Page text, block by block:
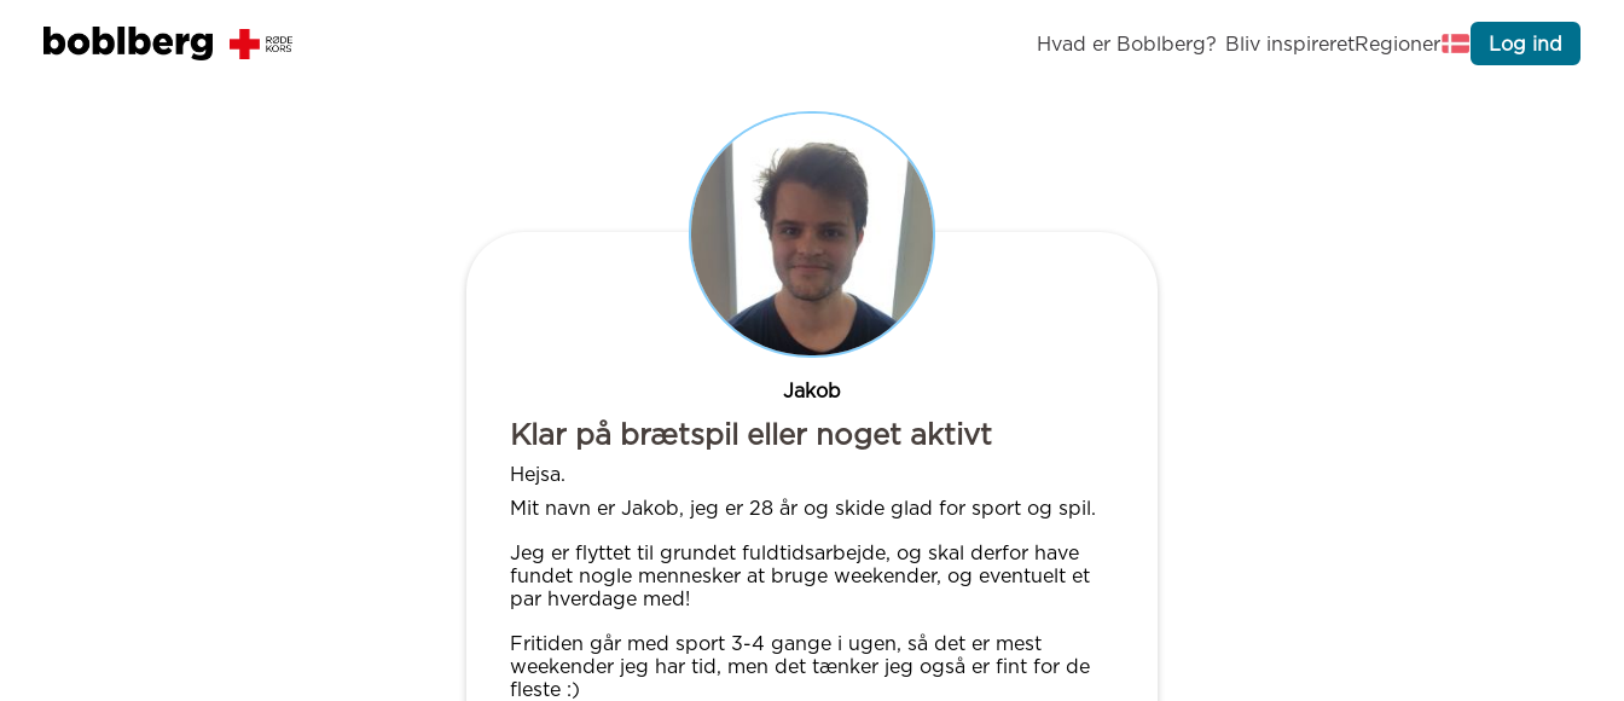
Hvad er Boblberg? Bliv inspireretRegioner Log ind
Jakob
Klar på brætspil eller noget aktivt
Hejsa.
Mit navn er Jakob, jeg er 28 år og skide glad for sport og spil.
Jeg er flyttet til grundet fuldtidsarbejde, og skal derfor have
fundet nogle mennesker at bruge weekender, og eventuelt et
par hverdage med!
Fritiden går med sport 3-4 gange i ugen, så det er mest
weekender jeg har tid, men det tænker jeg også er fint for de
fleste :)